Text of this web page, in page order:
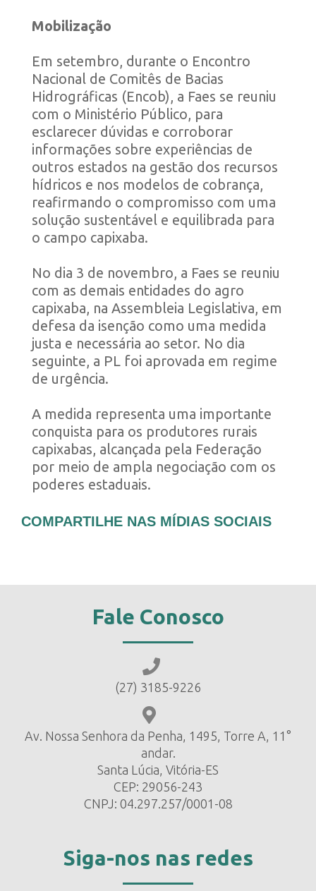
Mobilização
Em setembro, durante o Encontro
Nacional de Comitês de Bacias
Hidrográficas (Encob), a Faes se reuniu
com o Ministério Público, para
esclarecer dúvidas e corroborar
informações sobre experiências de
outros estados na gestão dos recursos
hídricos e nos modelos de cobrança,
reafirmando o compromisso com uma
solução sustentável e equilibrada para
o campo capixaba.
No dia 3 de novembro, a Faes se reuniu
com as demais entidades do agro
capixaba, na Assembleia Legislativa, em
defesa da isenção como uma medida
justa e necessária ao setor. No dia
seguinte, a PL foi aprovada em regime
de urgência.
A medida representa uma importante
conquista para os produtores rurais
capixabas, alcançada pela Federação
por meio de ampla negociação com os
poderes estaduais.
COMPARTILHE NAS MÍDIAS SOCIAIS
Fale Conosco
(27) 3185-9226
Av. Nossa Senhora da Penha, 1495, Torre A, 11°
andar.
Santa Lúcia, Vitória-ES
CEP: 29056-243
CNPJ: 04.297.257/0001-08
Siga-nos nas redes